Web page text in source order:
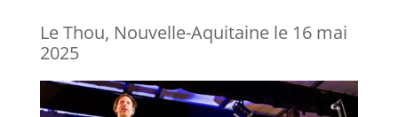
Le Thou, Nouvelle-Aquitaine le 16 mai
2025